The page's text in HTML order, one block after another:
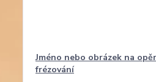
Jméno nebo obrázek na
frézování